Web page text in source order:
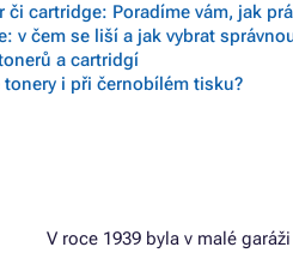
či cartridge: Poradíme vám, jak
v čem se liší a jak vybrat
a cartridgí
tonery i při černobílém tisku?
V roce 1939 byla v malé